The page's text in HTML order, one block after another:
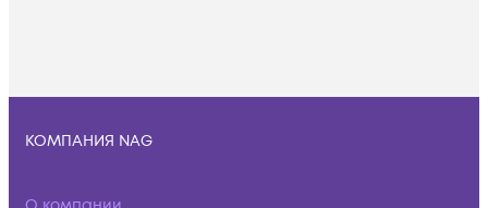
КОМПАНИЯ NAG